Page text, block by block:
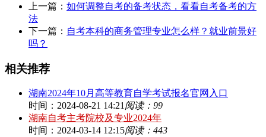
上一篇： 如何调整自考的备考状态，看看自考备考的方
法
下一篇： 自考本科的商务管理专业怎么样？就业前景好
吗？
相关推荐
湖南2024年10月高等教育自学考试报名官网入口
时间：2024-08-21 14:21 阅读：99
湖南自考主考院校及专业2024年
时间：2024-03-14 12:15阅读：443